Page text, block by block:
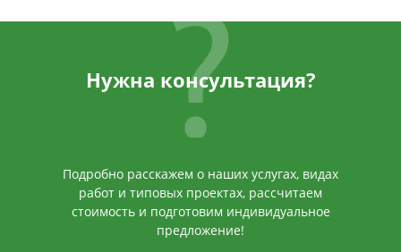
Нужна консультация?
Подробно расскажем о наших услугах, видах
работ и типовых проектах, рассчитаем
стоимость и подготовим индивидуальное
предложение!